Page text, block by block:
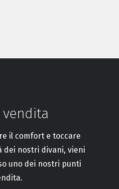
il comfort e toccare
dei nostri divani, vieni
uno dei nostri punti